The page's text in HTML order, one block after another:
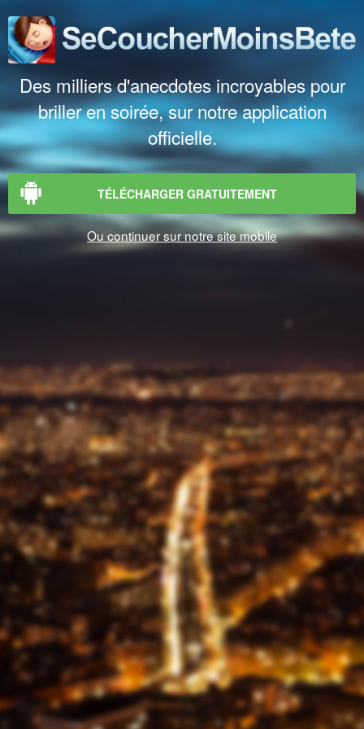
Des milliers d'anecdotes incroyables pour
briller en soirée, sur notre application
officielle.
TÉLÉCHARGER GRATUITEMENT
Ou continuer sur notre site mobile